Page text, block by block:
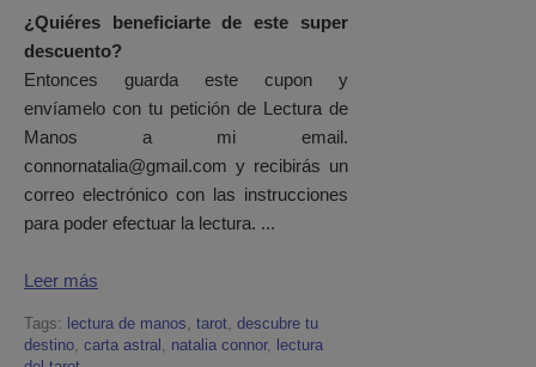
¿Quiéres beneficiarte de este super
descuento?
Entonces guarda este cupon y
envíamelo con tu petición de Lectura de
Manos a mi email.
connornatalia@gmail.com y recibirás un
correo electrónico con las instrucciones
para poder efectuar la lectura. ...
Leer más
Tags: lectura de manos, tarot, descubre tu
destino, carta astral , natalia connor, lectura